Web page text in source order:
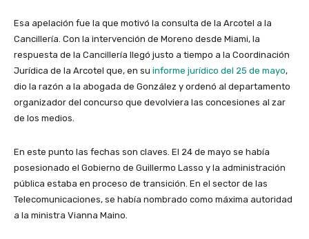
Esa apelación fue la que motivó la consulta de la Arcotel a la
Cancillería. Con la intervención de Moreno desde Miami, la
respuesta de la Cancillería llegó justo a tiempo a la Coordinación
Jurídica de la Arcotel que, en su informe jurídico del 25 de mayo,
dio la razón a la abogada de González y ordenó al departamento
organizador del concurso que devolviera las concesiones al zar
de los medios.
En este punto las fechas son claves. El 24 de mayo se había
posesionado el Gobierno de Guillermo Lasso y la administración
pública estaba en proceso de transición. En el sector de las
Telecomunicaciones, se había nombrado como máxima autoridad
a la ministra Vianna Maino.